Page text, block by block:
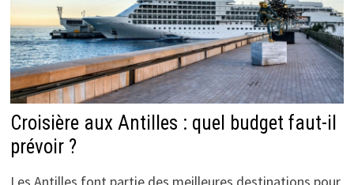
Croisière aux Antilles : quel budget faut-il
prévoir ?